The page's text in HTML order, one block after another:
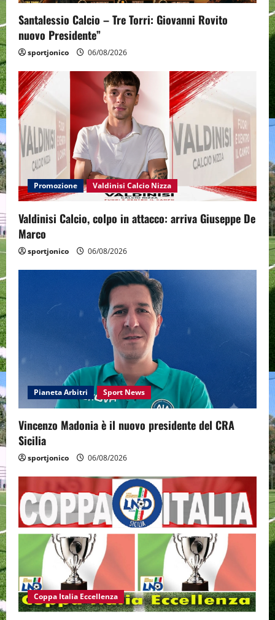
Santalessio Calcio – Tre Torri: Giovanni Rovito
nuovo Presidente”
sportjonico 06/08/2026
Promozione Valdinisi Calcio Nizza
Valdinisi Calcio, colpo in attacco: arriva Giuseppe De
Marco
sportjonico 06/08/2026
Pianeta Arbitri Sport News
Vincenzo Madonia è il nuovo presidente del CRA
Sicilia
sportjonico 06/08/2026
Coppa Italia Eccellenza